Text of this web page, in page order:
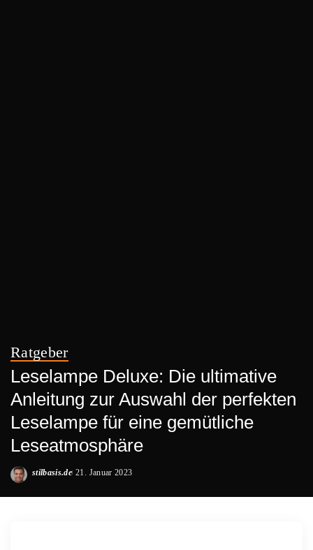
Ratgeber
Leselampe Deluxe: Die ultimative
Anleitung zur Auswahl der perfekten
Leselampe für eine gemütliche
Leseatmosphäre
Posted
stilbasis.de 21. Januar 2023